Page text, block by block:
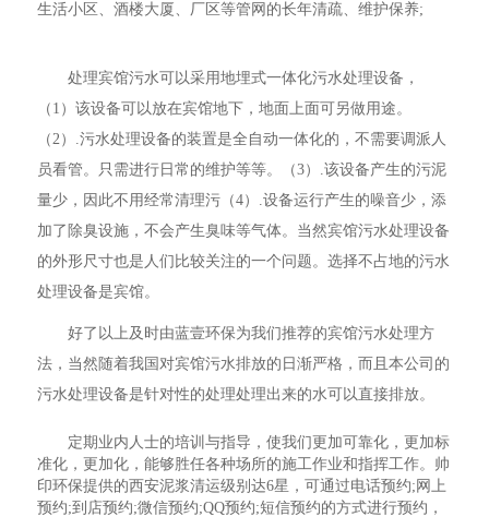
生活小区、酒楼大厦、厂区等管网的长年清疏、维护保养;
处理宾馆污水可以采用地埋式一体化污水处理设备，
（1）该设备可以放在宾馆地下，地面上面可另做用途。
（2）.污水处理设备的装置是全自动一体化的，不需要调派人
员看管。只需进行日常的维护等等。（3）.该设备产生的污泥
量少，因此不用经常清理污（4）.设备运行产生的噪音少，添
加了除臭设施，不会产生臭味等气体。当然宾馆污水处理设备
的外形尺寸也是人们比较关注的一个问题。选择不占地的污水
处理设备是宾馆。
好了以上及时由蓝壹环保为我们推荐的宾馆污水处理方
法，当然随着我国对宾馆污水排放的日渐严格，而且本公司的
污水处理设备是针对性的处理处理出来的水可以直接排放。
定期业内人士的培训与指导，使我们更加可靠化，更加标
准化，更加化，能够胜任各种场所的施工作业和指挥工作。帅
印环保提供的西安泥浆清运级别达6星，可通过电话预约;网上
预约;到店预约;微信预约;QQ预约;短信预约的方式进行预约，